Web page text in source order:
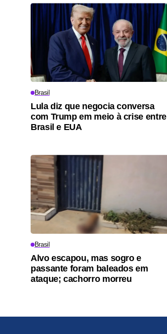
Brasil
Lula diz que negocia conversa
com Trump em meio à crise entre
Brasil e EUA
Brasil
Alvo escapou, mas sogro e
passante foram baleados em
ataque; cachorro morreu